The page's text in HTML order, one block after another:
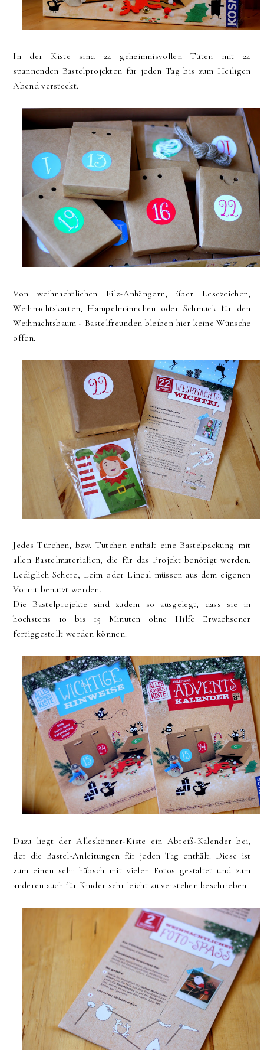
In der Kiste sind 24 geheimnisvollen Tüten mit 24
spannenden Bastelprojekten für jeden Tag bis zum Heiligen
Abend versteckt.
Von weihnachtlichen Filz-Anhängern, über Lesezeichen,
Weihnachtskarten, Hampelmännchen oder Schmuck für den
Weihnachtsbaum - Bastelfreunden bleiben hier keine Wünsche
offen.
Jedes Türchen, bzw. Tütchen enthält eine Bastelpackung mit
allen Bastelmaterialien, die für das Projekt benötigt werden.
Lediglich Schere, Leim oder Lineal müssen aus dem eigenen
Vorrat benutzt werden.
Die Bastelprojekte sind zudem so ausgelegt, dass sie in
höchstens 10 bis 15 Minuten ohne Hilfe Erwachsener
fertiggestellt werden können.
Dazu liegt der Alleskönner-Kiste ein Abreiß-Kalender bei,
der die Bastel-Anleitungen für jeden Tag enthält. Diese ist
zum einen sehr hübsch mit vielen Fotos gestaltet und zum
anderen auch für Kinder sehr leicht zu verstehen beschrieben.